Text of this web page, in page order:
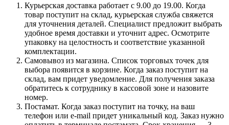
Курьерская доставка работает с 9.00 до 19.00. Когда
товар поступит на склад, курьерская служба свяжется
для уточнения деталей. Специалист предложит выбрать
удобное время доставки и уточнит адрес. Осмотрите
упаковку на целостность и соответствие указанной
комплектации.
Самовывоз из магазина. Список торговых точек для
выбора появится в корзине. Когда заказ поступит на
склад, вам придет уведомление. Для получения заказа
обратитесь к сотруднику в кассовой зоне и назовите
номер.
Постамат. Когда заказ поступит на точку, на ваш
телефон или e-mail придет уникальный код. Заказ нужно